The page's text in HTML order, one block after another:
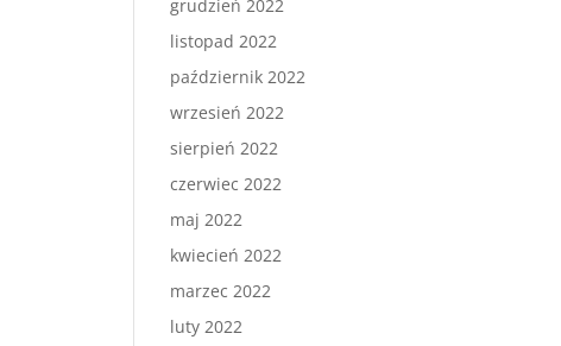
grudzień 2022
listopad 2022
październik 2022
wrzesień 2022
sierpień 2022
czerwiec 2022
maj 2022
kwiecień 2022
marzec 2022
luty 2022